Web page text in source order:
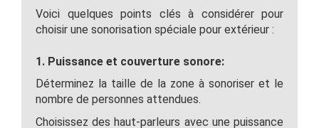
Voici quelques points clés à considérer pour
choisir une sonorisation spéciale pour extérieur :
1. Puissance et couverture sonore:
Déterminez la taille de la zone à sonoriser et le
nombre de personnes attendues.
Choisissez des haut-parleurs avec une puissance